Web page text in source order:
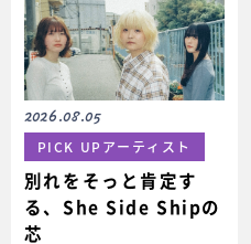
2026.08.05
PICK UPアーティスト
別れをそっと肯定す
る、She Side Shipの
芯